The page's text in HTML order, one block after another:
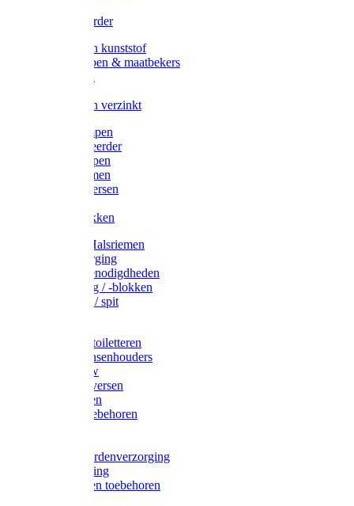
Uieronthaarder
Voerbakken kunststof
Voerscheppen & maatbekers
Voerbakken verzinkt
Warmtelampen
Staartcoupeerder
Biggenkappen
Neuskrammen
Varken diversen
Varkensbakken
Halsters / Halsriemen
Hoefverzorging
Lammer benodigdheden
Ramdektuig / -blokken
Vastzetpen / spit
Poetsen & toiletteren
Zadel-/Trensenhouders
Halstertouw
Halsters diversen
Hoofdstellen
Zadel & toebehoren
Rapide paardenverzorging
Ruiter kleding
Hoofdstellen toebehoren